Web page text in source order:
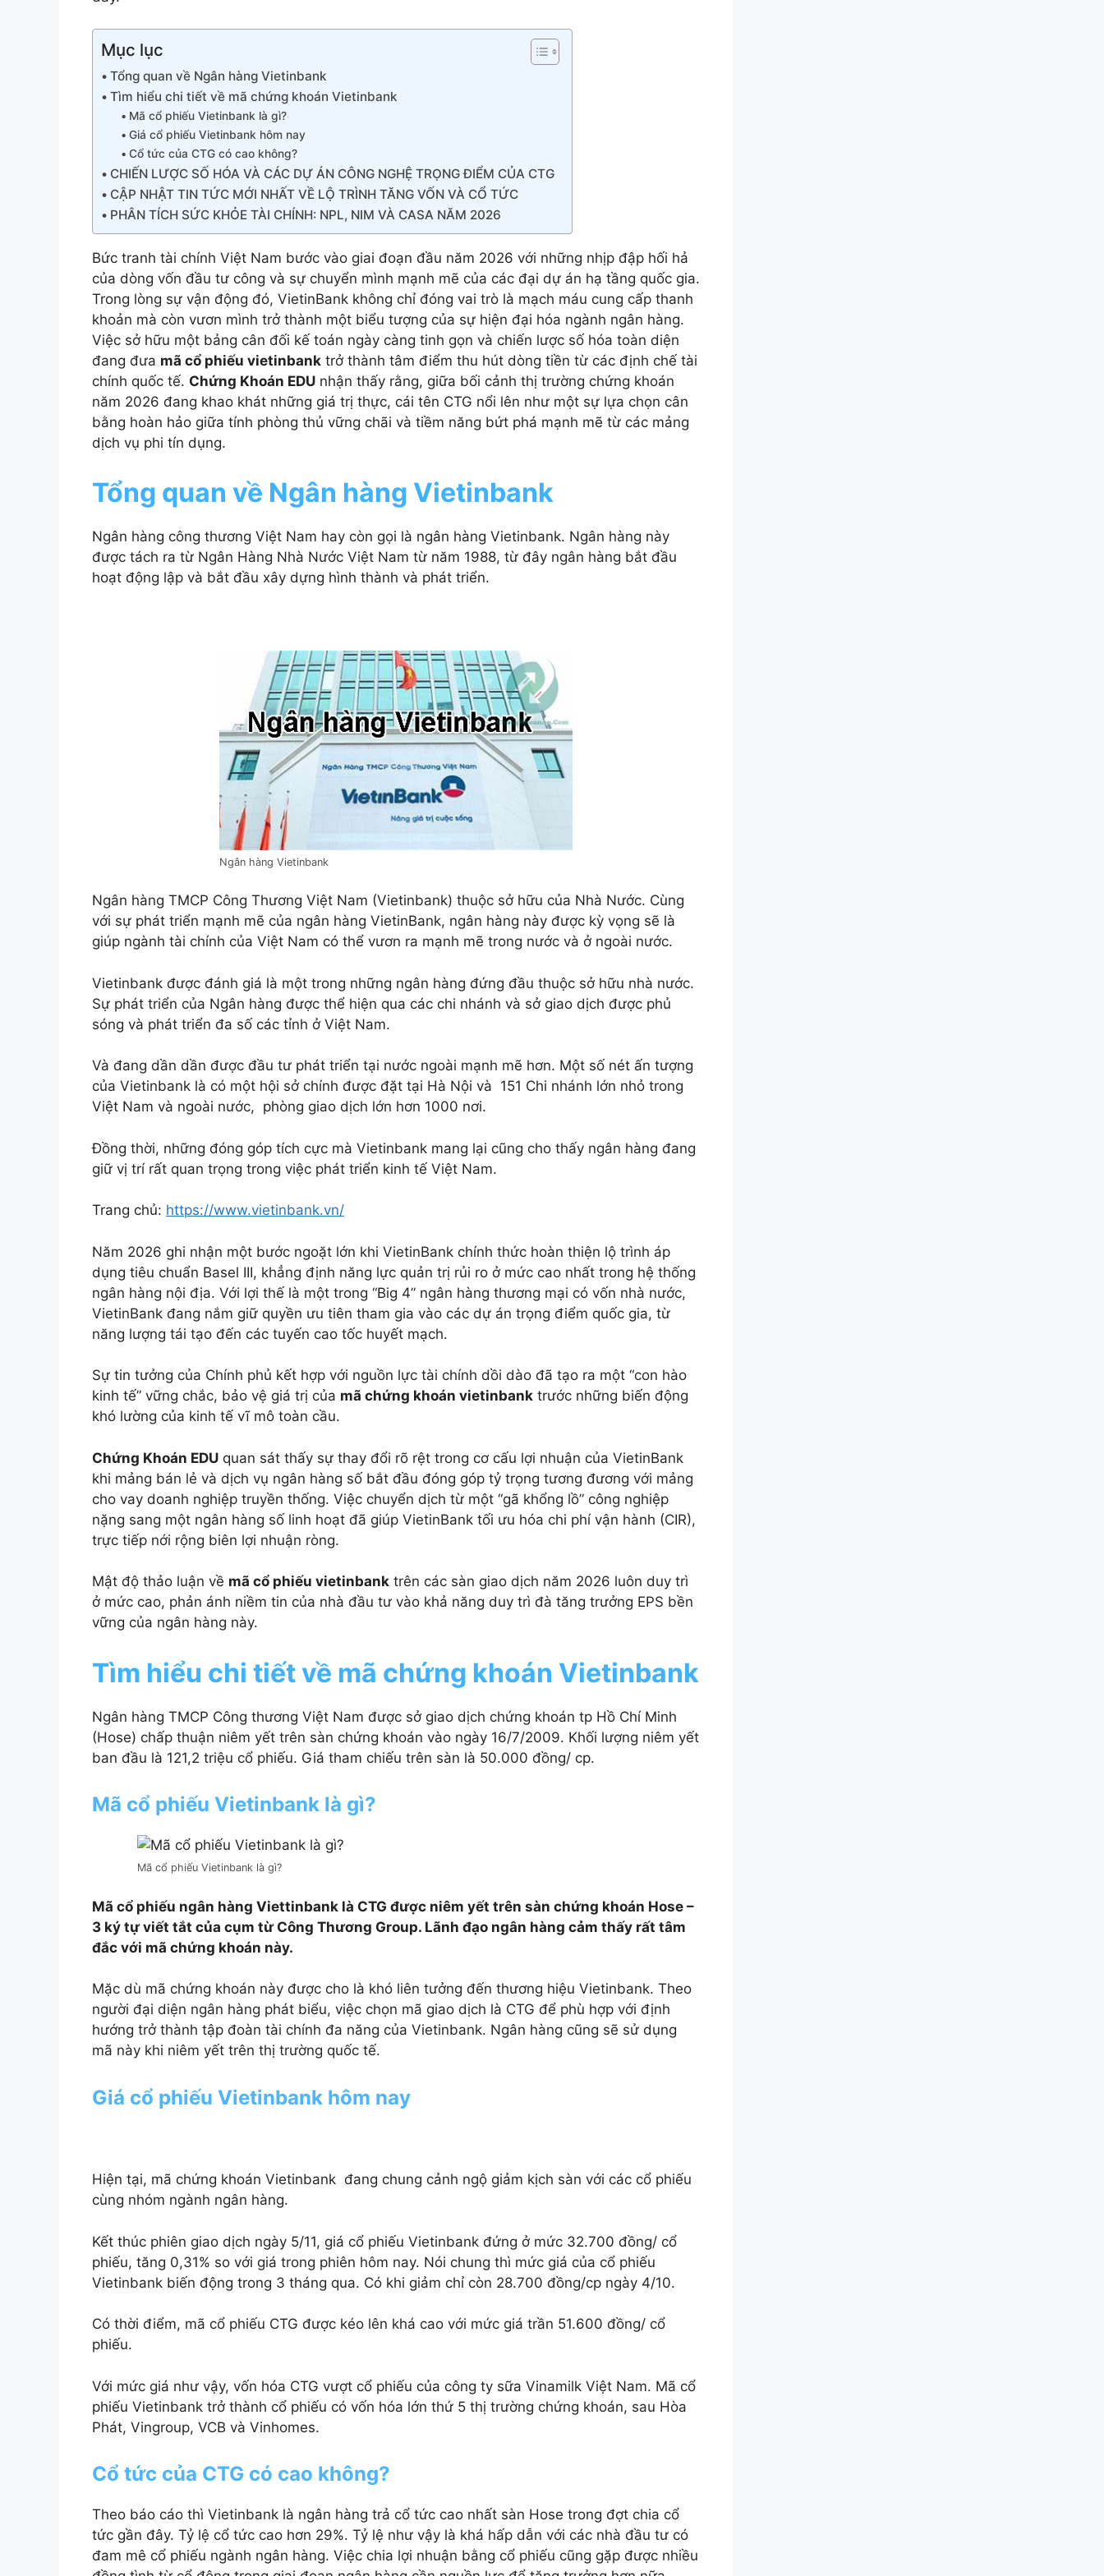
Mục lục
Tổng quan về Ngân hàng Vietinbank
Tìm hiểu chi tiết về mã chứng khoán Vietinbank
Mã cổ phiếu Vietinbank là gì?
Giá cổ phiếu Vietinbank hôm nay
Cổ tức của CTG có cao không?
CHIẾN LƯỢC SỐ HÓA VÀ CÁC DỰ ÁN CÔNG NGHỆ TRỌNG ĐIỂM CỦA CTG
CẬP NHẬT TIN TỨC MỚI NHẤT VỀ LỘ TRÌNH TĂNG VỐN VÀ CỔ TỨC
PHÂN TÍCH SỨC KHỎE TÀI CHÍNH: NPL, NIM VÀ CASA NĂM 2026
Bức tranh tài chính Việt Nam bước vào giai đoạn đầu năm 2026 với những nhịp đập hối hả
của dòng vốn đầu tư công và sự chuyển mình mạnh mẽ của các đại dự án hạ tầng quốc gia.
Trong lòng sự vận động đó, VietinBank không chỉ đóng vai trò là mạch máu cung cấp thanh
khoản mà còn vươn mình trở thành một biểu tượng của sự hiện đại hóa ngành ngân hàng.
Việc sở hữu một bảng cân đối kế toán ngày càng tinh gọn và chiến lược số hóa toàn diện
đang đưa mã cổ phiếu vietinbank trở thành tâm điểm thu hút dòng tiền từ các định chế tài
chính quốc tế. Chứng Khoán EDU nhận thấy rằng, giữa bối cảnh thị trường chứng khoán
năm 2026 đang khao khát những giá trị thực, cái tên CTG nổi lên như một sự lựa chọn cân
bằng hoàn hảo giữa tính phòng thủ vững chãi và tiềm năng bứt phá mạnh mẽ từ các mảng
dịch vụ phi tín dụng.
Tổng quan về Ngân hàng Vietinbank
Ngân hàng công thương Việt Nam hay còn gọi là ngân hàng Vietinbank. Ngân hàng này
được tách ra từ Ngân Hàng Nhà Nước Việt Nam từ năm 1988, từ đây ngân hàng bắt đầu
hoạt động lập và bắt đầu xây dựng hình thành và phát triển.
Ngân hàng Vietinbank
Ngân hàng TMCP Công Thương Việt Nam (Vietinbank) thuộc sở hữu của Nhà Nước. Cùng
với sự phát triển mạnh mẽ của ngân hàng VietinBank, ngân hàng này được kỳ vọng sẽ là
giúp ngành tài chính của Việt Nam có thể vươn ra mạnh mẽ trong nước và ở ngoài nước.
Vietinbank được đánh giá là một trong những ngân hàng đứng đầu thuộc sở hữu nhà nước.
Sự phát triển của Ngân hàng được thể hiện qua các chi nhánh và sở giao dịch được phủ
sóng và phát triển đa số các tỉnh ở Việt Nam.
Và đang dần dần được đầu tư phát triển tại nước ngoài mạnh mẽ hơn. Một số nét ấn tượng
của Vietinbank là có một hội sở chính được đặt tại Hà Nội và 151 Chi nhánh lớn nhỏ trong
Việt Nam và ngoài nước, phòng giao dịch lớn hơn 1000 nơi.
Đồng thời, những đóng góp tích cực mà Vietinbank mang lại cũng cho thấy ngân hàng đang
giữ vị trí rất quan trọng trong việc phát triển kinh tế Việt Nam.
Trang chủ: https://www.vietinbank.vn/
Năm 2026 ghi nhận một bước ngoặt lớn khi VietinBank chính thức hoàn thiện lộ trình áp
dụng tiêu chuẩn Basel III, khẳng định năng lực quản trị rủi ro ở mức cao nhất trong hệ thống
ngân hàng nội địa. Với lợi thế là một trong “Big 4” ngân hàng thương mại có vốn nhà nước,
VietinBank đang nắm giữ quyền ưu tiên tham gia vào các dự án trọng điểm quốc gia, từ
năng lượng tái tạo đến các tuyến cao tốc huyết mạch.
Sự tin tưởng của Chính phủ kết hợp với nguồn lực tài chính dồi dào đã tạo ra một “con hào
kinh tế” vững chắc, bảo vệ giá trị của mã chứng khoán vietinbank trước những biến động
khó lường của kinh tế vĩ mô toàn cầu.
Chứng Khoán EDU quan sát thấy sự thay đổi rõ rệt trong cơ cấu lợi nhuận của VietinBank
khi mảng bán lẻ và dịch vụ ngân hàng số bắt đầu đóng góp tỷ trọng tương đương với mảng
cho vay doanh nghiệp truyền thống. Việc chuyển dịch từ một “gã khổng lồ” công nghiệp
nặng sang một ngân hàng số linh hoạt đã giúp VietinBank tối ưu hóa chi phí vận hành (CIR),
trực tiếp nới rộng biên lợi nhuận ròng.
Mật độ thảo luận về mã cổ phiếu vietinbank trên các sàn giao dịch năm 2026 luôn duy trì
ở mức cao, phản ánh niềm tin của nhà đầu tư vào khả năng duy trì đà tăng trưởng EPS bền
vững của ngân hàng này.
Tìm hiểu chi tiết về mã chứng khoán Vietinbank
Ngân hàng TMCP Công thương Việt Nam được sở giao dịch chứng khoán tp Hồ Chí Minh
(Hose) chấp thuận niêm yết trên sàn chứng khoán vào ngày 16/7/2009. Khối lượng niêm yết
ban đầu là 121,2 triệu cổ phiếu. Giá tham chiếu trên sàn là 50.000 đồng/ cp.
Mã cổ phiếu Vietinbank là gì?
Mã cổ phiếu Vietinbank là gì?
Mã cổ phiếu ngân hàng Viettinbank là CTG được niêm yết trên sàn chứng khoán Hose –
3 ký tự viết tắt của cụm từ Công Thương Group. Lãnh đạo ngân hàng cảm thấy rất tâm
đắc với mã chứng khoán này.
Mặc dù mã chứng khoán này được cho là khó liên tưởng đến thương hiệu Vietinbank. Theo
người đại diện ngân hàng phát biểu, việc chọn mã giao dịch là CTG để phù hợp với định
hướng trở thành tập đoàn tài chính đa năng của Vietinbank. Ngân hàng cũng sẽ sử dụng
mã này khi niêm yết trên thị trường quốc tế.
Giá cổ phiếu Vietinbank hôm nay
Hiện tại, mã chứng khoán Vietinbank đang chung cảnh ngộ giảm kịch sàn với các cổ phiếu
cùng nhóm ngành ngân hàng.
Kết thúc phiên giao dịch ngày 5/11, giá cổ phiếu Vietinbank đứng ở mức 32.700 đồng/ cổ
phiếu, tăng 0,31% so với giá trong phiên hôm nay. Nói chung thì mức giá của cổ phiếu
Vietinbank biến động trong 3 tháng qua. Có khi giảm chỉ còn 28.700 đồng/cp ngày 4/10.
Có thời điểm, mã cổ phiếu CTG được kéo lên khá cao với mức giá trần 51.600 đồng/ cổ
phiếu.
Với mức giá như vậy, vốn hóa CTG vượt cổ phiếu của công ty sữa Vinamilk Việt Nam. Mã cổ
phiếu Vietinbank trở thành cổ phiếu có vốn hóa lớn thứ 5 thị trường chứng khoán, sau Hòa
Phát, Vingroup, VCB và Vinhomes.
Cổ tức của CTG có cao không?
Theo báo cáo thì Vietinbank là ngân hàng trả cổ tức cao nhất sàn Hose trong đợt chia cổ
tức gần đây. Tỷ lệ cổ tức cao hơn 29%. Tỷ lệ như vậy là khá hấp dẫn với các nhà đầu tư có
đam mê cổ phiếu ngành ngân hàng. Việc chia lợi nhuận bằng cổ phiếu cũng gặp được nhiều